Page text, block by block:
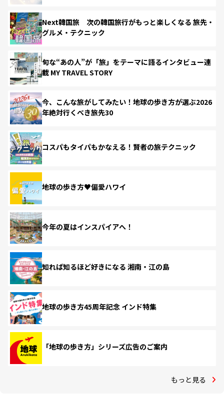
Next韓国旅 次の韓国旅行がもっと楽しくなる 旅先・
グルメ・テクニック
旬な“あの人”が「旅」をテーマに語るインタビュー連
載 MY TRAVEL STORY
今、こんな旅がしてみたい！地球の歩き方が選ぶ2026
年絶対行くべき旅先30
コスパもタイパもかなえる！賢者の旅テクニック
地球の歩き方♥偏愛ハワイ
今年の夏はインスパイアへ！
知れば知るほど好きになる 湘南・江の島
地球の歩き方45周年記念 インド特集
「地球の歩き方」シリーズ広告のご案内
もっと見る